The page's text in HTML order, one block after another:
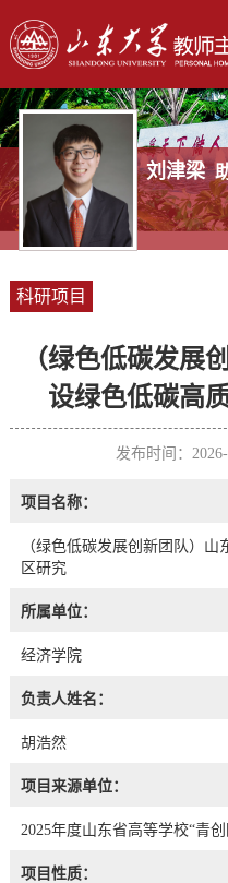
刘津梁
科研项目
（绿色低碳发展
设绿色低碳高
发布时间：
项目名称：
（绿色低碳发展创新团队）
区研究
所属单位：
经济学院
负责人姓名：
胡浩然
项目来源单位：
2025年度山东省高等学校“青
项目性质：